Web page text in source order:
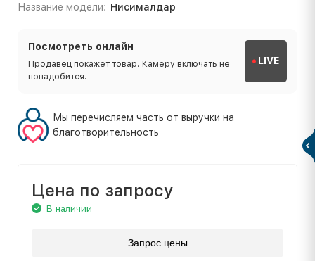
Название модели: Нисималдар
Посмотреть онлайн
Продавец покажет товар. Камеру включать не
понадобится.
LIVE
Мы перечисляем часть от выручки на
благотворительность
Цена по запросу
В наличии
Запрос цены